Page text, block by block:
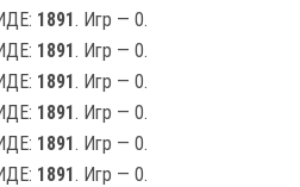
1891. Игр — 0.
1891. Игр — 0.
1891. Игр — 0.
1891. Игр — 0.
1891. Игр — 0.
1891. Игр — 0.